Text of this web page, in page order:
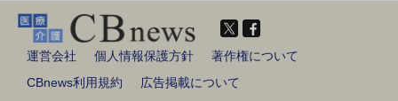
運営会社 個人情報保護方針
著作権について
CBnews利用規約
広告掲載について